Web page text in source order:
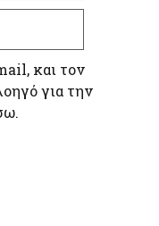
και τον
για την